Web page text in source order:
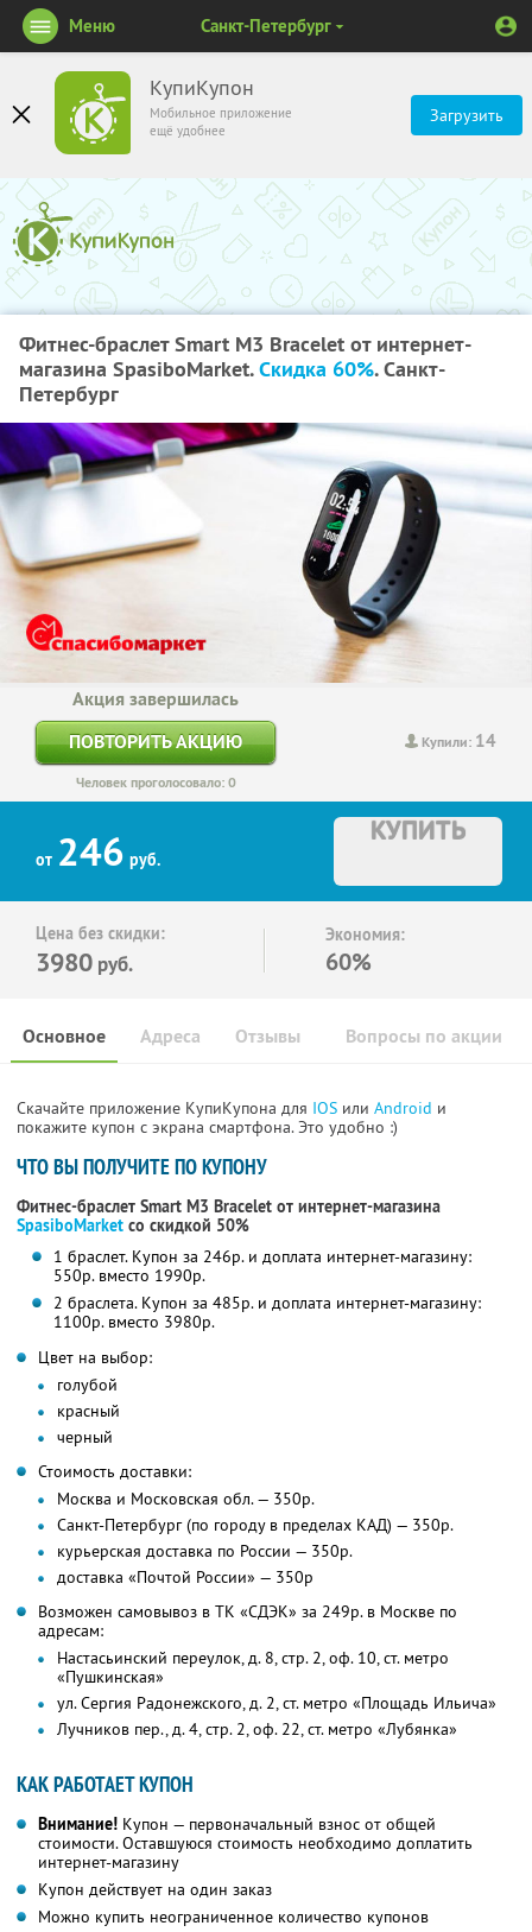
КупиКупон
Мобильное приложение
ещё удобнее
Загрузить
Меню Санкт-Петербург
Фитнес-браслет Smart M3 Bracelet от интернет-
магазина SpasiboMarket.Скидка 60%. Санкт-
Петербург
Купили: 14
Акция завершилась
ПОВТОРИТЬ АКЦИЮ
Человек проголосовало: 0
от 246 руб.
КУПИТЬ
Цена без скидки:
3980 руб.
Экономия:
60%
Основное Отзывы Вопросы по акции
Адреса
Скачайте приложение КупиКупона для IOS или Android и
покажите купон с экрана смартфона. Это удобно :)
ЧТО ВЫ ПОЛУЧИТЕ ПО КУПОНУ
Фитнес-браслет Smart M3 Bracelet от интернет-магазина
SpasiboMarket со скидкой 50%
1 браслет. Купон за 246р. и доплата интернет-магазину:
550р. вместо 1990р.
2 браслета. Купон за 485р. и доплата интернет-магазину:
1100р. вместо 3980р.
Цвет на выбор:
голубой
красный
черный
Стоимость доставки:
Москва и Московская обл. — 350р.
Санкт-Петербург (по городу в пределах КАД) — 350р.
курьерская доставка по России — 350р.
доставка «Почтой России» — 350р
Возможен самовывоз в ТК «СДЭК» за 249р. в Москве по
адресам:
Настасьинский переулок, д. 8, стр. 2, оф. 10, ст. метро
«Пушкинская»
ул. Сергия Радонежского, д. 2, ст. метро «Площадь Ильича»
Лучников пер., д. 4, стр. 2, оф. 22, ст. метро «Лубянка»
КАК РАБОТАЕТ КУПОН
Внимание! Купон — первоначальный взнос от общей
стоимости. Оставшуюся стоимость необходимо доплатить
интернет-магазину
Купон действует на один заказ
Можно купить неограниченное количество купонов